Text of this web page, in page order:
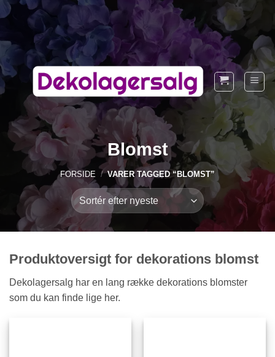
Fortsæt
indhold
Blomst
FORSIDE / VARER TAGGED “BLOMST”
Produktoversigt for dekorations blomst
Dekolagersalg har en lang række dekorations blomster
som du kan finde lige her.